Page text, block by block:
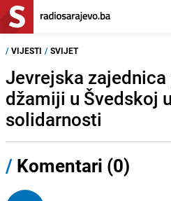
/ VIJESTI / SVIJET
Jevrejska
džamiji u Švedskoj
solidarnosti
/ Komentari (0)